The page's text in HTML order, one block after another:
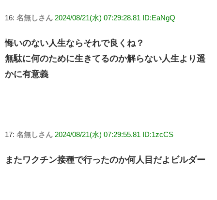
16: 名無しさん 2024/08/21(水) 07:29:28.81 ID:EaNgQ
悔いのない人生ならそれで良くね？
無駄に何のために生きてるのか解らない人生より遥
かに有意義
17: 名無しさん 2024/08/21(水) 07:29:55.81 ID:1zcCS
またワクチン接種で行ったのか何人目だよビルダー